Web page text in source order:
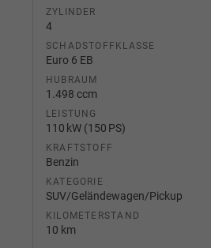
ZYLINDER
4
SCHADSTOFFKLASSE
Euro 6 EB
HUBRAUM
1.498 ccm
LEISTUNG
110 kW (150 PS)
KRAFTSTOFF
Benzin
KATEGORIE
SUV/Geländewagen/Pickup
KILOMETERSTAND
10 km